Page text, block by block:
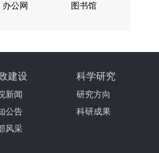
办公网 图书馆
建设
新闻
公告
风采
科学研究
研究方向
科研成果